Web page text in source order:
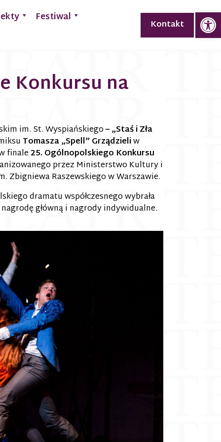
Festiwal
Kontakt
Konkursu na
im. St. Wyspiańskiego– „Staś i Zła
Tomasza „Spell” Grządzieliw
finale25. Ogólnopolskiego Konkursu
przez Ministerstwo Kultury i
Raszewskiego w Warszawie.
dramatu współczesnego wybrała
główną i nagrody indywidualne.